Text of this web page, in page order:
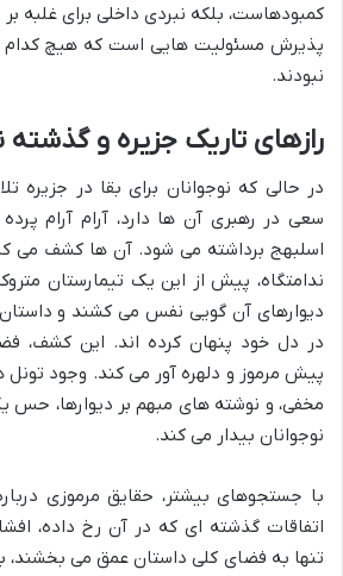
کمبودهاست، بلکه نبردی داخلی برای غلبه
پذیرش مسئولیت هایی است که هیچ کدام
نبودند.
رازهای تاریک جزیره و گذشته
در حالی که نوجوانان برای بقا در جزیره
سعی در رهبری آن ها دارد، آرام آرام پرده
اسلبهج برداشته می شود. آن ها کشف می
ندامتگاه، پیش از این یک تیمارستان
دیوارهای آن گویی نفس می کشند و داستان
در دل خود پنهان کرده اند. این کشف،
پیش مرموز و دلهره آور می کند. وجود تونل
مخفی، و نوشته های مبهم بر دیوارها، حس
نوجوانان بیدار می کند.
با جستجوهای بیشتر، حقایق مرموزی
اتفاقات گذشته ای که در آن رخ داده،
تنها به فضای کلی داستان عمق می بخشند،